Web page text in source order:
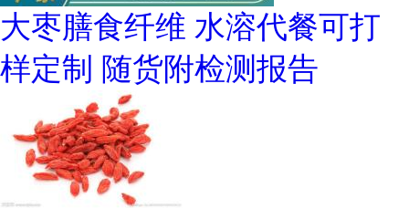
大枣膳食纤维 水溶代餐可打
样定制 随货附检测报告